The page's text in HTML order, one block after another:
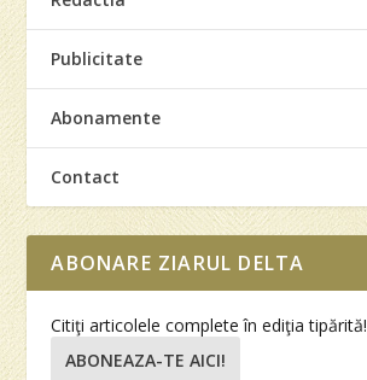
Publicitate
Abonamente
Contact
ABONARE ZIARUL DELTA
Citiţi articolele complete în ediţia tipărită!
ABONEAZA-TE AICI!